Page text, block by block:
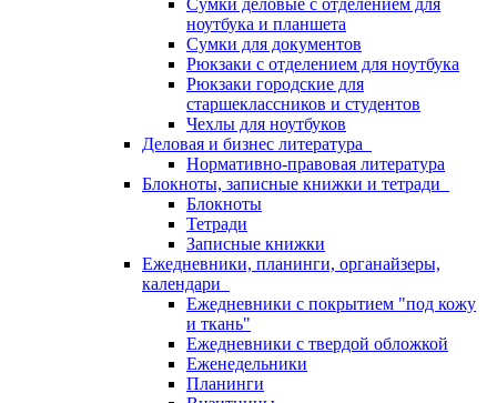
Сумки деловые с отделением для
ноутбука и планшета
Сумки для документов
Рюкзаки с отделением для ноутбука
Рюкзаки городские для
старшеклассников и студентов
Чехлы для ноутбуков
Деловая и бизнес литература
Нормативно-правовая литература
Блокноты, записные книжки и тетради
Блокноты
Тетради
Записные книжки
Ежедневники, планинги, органайзеры,
календари
Ежедневники с покрытием "под кожу
и ткань"
Ежедневники с твердой обложкой
Еженедельники
Планинги